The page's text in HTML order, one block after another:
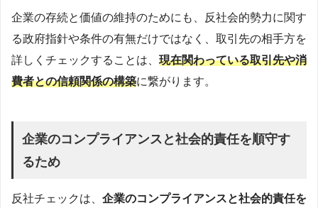
企業の存続と価値の維持のためにも、反社会的勢力に関す
る政府指針や条件の有無だけではなく、取引先の相手方を
詳しくチェックすることは、 現在関わっている取引先や消
費者との信頼関係の構築に繋がります。
企業のコンプライアンスと社会的責任を順守す
るため
反社チェックは、 企業のコンプライアンスと社会的責任を